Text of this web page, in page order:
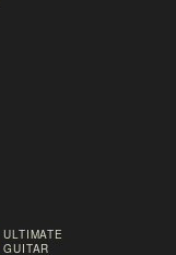
ULTIMATE
GUITAR